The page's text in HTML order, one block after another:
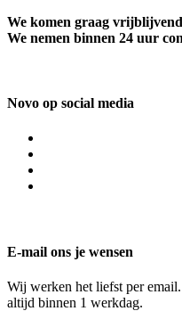
We komen graag
We nemen binnen 24 uur
Novo op social media
E-mail ons je wensen
Wij werken het liefst per
altijd binnen 1 werkdag.